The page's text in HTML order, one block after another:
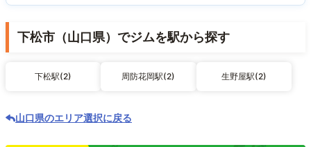
下松市（山口県）でジムを駅から探す
下松駅(2) 周防花岡駅(2) 生野屋駅(2)
山口県のエリア選択に戻る